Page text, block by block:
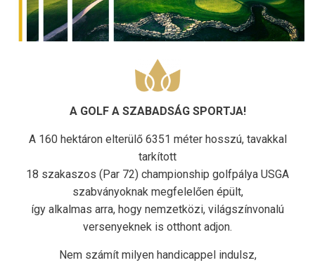
A GOLF A SZABADSÁG SPORTJA!
A 160 hektáron elterülő 6351 méter hosszú, tavakkal
tarkított
18 szakaszos (Par 72) championship golfpálya USGA
szabványoknak megfelelően épült,
így alkalmas arra, hogy nemzetközi, világszínvonalú
versenyeknek is otthont adjon.
Nem számít milyen handicappel indulsz,